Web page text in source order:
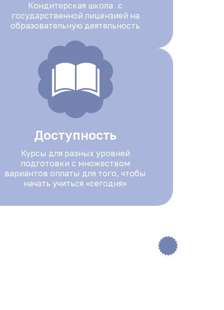
Кондитерская школа с
государственной лицензией на
образовательную деятельность
Доступность
Курсы для разных уровней
подготовки с множеством
вариантов оплаты для того, чтобы
начать учиться «сегодня»